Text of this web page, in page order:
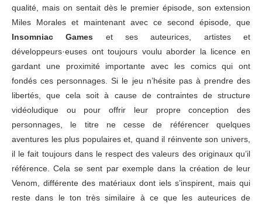
qualité, mais on sentait dès le premier épisode, son extension
Miles Morales et maintenant avec ce second épisode, que
Insomniac Games et ses auteurices, artistes et
développeurs·euses ont toujours voulu aborder la licence en
gardant une proximité importante avec les comics qui ont
fondés ces personnages. Si le jeu n’hésite pas à prendre des
libertés, que cela soit à cause de contraintes de structure
vidéoludique ou pour offrir leur propre conception des
personnages, le titre ne cesse de référencer quelques
aventures les plus populaires et, quand il réinvente son univers,
il le fait toujours dans le respect des valeurs des originaux qu’il
référence. Cela se sent par exemple dans la création de leur
Venom, différente des matériaux dont iels s’inspirent, mais qui
reste dans le ton très similaire à ce que les auteurices de